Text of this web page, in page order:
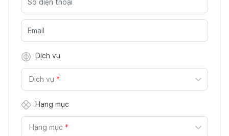
Dịch vụ
Dịch vụ *
Hạng mục
Hạng mục *